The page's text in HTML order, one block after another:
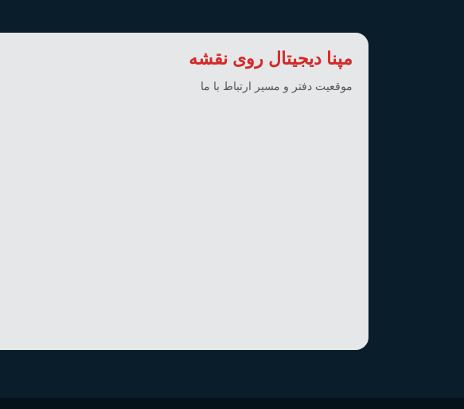
مپنا دیجیتال روی نقشه
موقعیت دفتر و مسیر ارتباط با ما